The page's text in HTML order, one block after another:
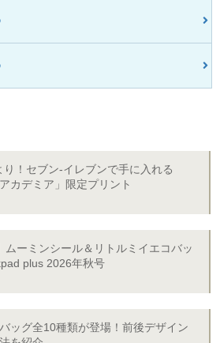
！セブン‐イレブンで手に入れる
カデミア」限定プリント
ムーミンシール＆リトルミイエコバッ
plus 2026年秋号
ッグ全10種類が登場！前後デザイン